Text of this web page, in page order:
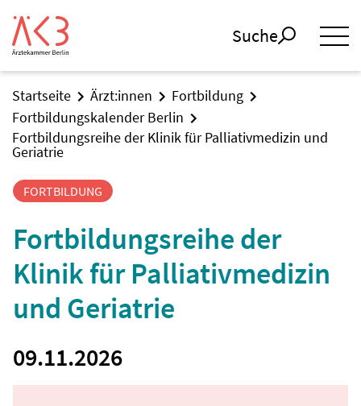
Suche
Startseite Ärzt:innen
Fortbildung
Fortbildungskalender Berlin
Fortbildungsreihe der Klinik für Palliativmedizin und
Geriatrie
FORTBILDUNG
Fortbildungsreihe der
Klinik für Palliativmedizin
und Geriatrie
09.11.2026